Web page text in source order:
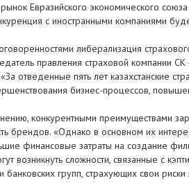
Евразийского экономического
с иностранными компаниями
либерализация
правления страховой компании СК
отведенные пять лет казахстанские
бизнес-процессов,
конкурентными преимуществами
брендов. «Однако в основном их
финансовые затраты на создание
возникнуть сложности, связанные с
групп, страхующих свои